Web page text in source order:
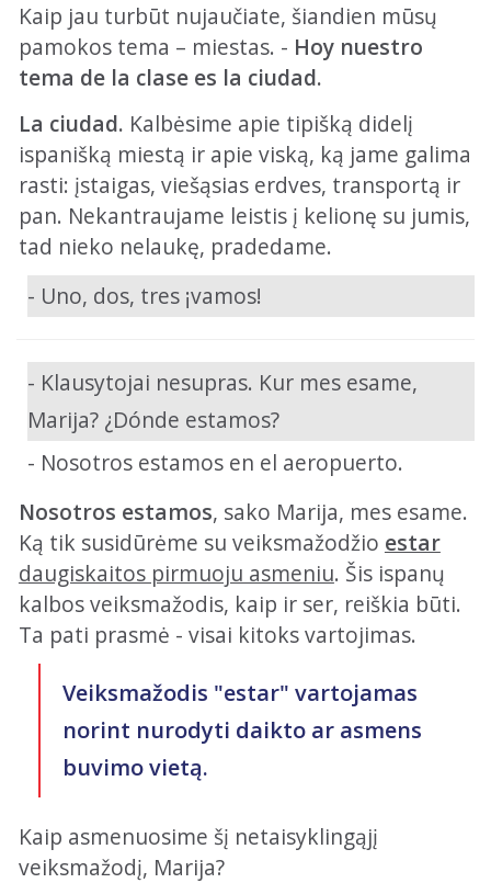
Kaip jau turbūt nujaučiate, šiandien mūsų
pamokos tema – miestas. - Hoy nuestro
tema de la clase es la ciudad.
La ciudad. Kalbėsime apie tipišką didelį
ispanišką miestą ir apie viską, ką jame galima
rasti: įstaigas, viešąsias erdves, transportą ir
pan. Nekantraujame leistis į kelionę su jumis,
tad nieko nelaukę, pradedame.
- Uno, dos, tres ¡vamos!
- Klausytojai nesupras. Kur mes esame,
Marija? ¿Dónde estamos?
- Nosotros estamos en el aeropuerto.
Nosotros estamos, sako Marija, mes esame.
Ką tik susidūrėme su veiksmažodžio estar
daugiskaitos pirmuoju asmeniu. Šis ispanų
kalbos veiksmažodis, kaip ir ser, reiškia būti.
Ta pati prasmė - visai kitoks vartojimas.
Veiksmažodis "estar" vartojamas
norint nurodyti daikto ar asmens
buvimo vietą.
Kaip asmenuosime šį netaisyklingąjį
veiksmažodį, Marija?